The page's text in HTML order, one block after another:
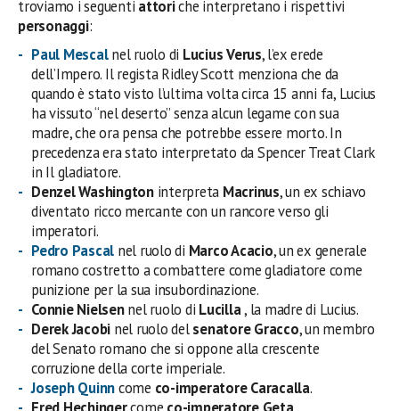
troviamo i seguenti attoriche interpretano i rispettivi
personaggi:
Paul Mescalnel ruolo di Lucius Verus, l’ex erede
dell’Impero. Il regista Ridley Scott menziona che da
quando è stato visto l’ultima volta circa 15 anni fa, Lucius
ha vissuto “nel deserto” senza alcun legame con sua
madre, che ora pensa che potrebbe essere morto. In
precedenza era stato interpretato da Spencer Treat Clark
in Il gladiatore.
Denzel Washingtoninterpreta Macrinus, un ex schiavo
diventato ricco mercante con un rancore verso gli
imperatori.
Pedro Pascal nel ruolo di Marco Acacio, un ex generale
romano costretto a combattere come gladiatore come
punizione per la sua insubordinazione.
Connie Nielsennel ruolo di Lucilla, la madre di Lucius.
Derek Jacobi nel ruolo delsenatore Gracco, un membro
del Senato romano che si oppone alla crescente
corruzione della corte imperiale.
Joseph Quinncome co-imperatore Caracalla.